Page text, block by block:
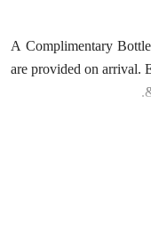
A Complimentary
are provided on arrival.